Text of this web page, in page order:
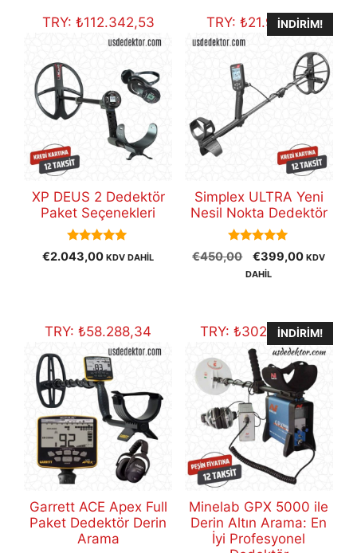
€30.800,00.
TRY: ₺112.342,53
XP DEUS 2 Dedektör
Paket Seçenekleri
5.00
out of 5
€2.043,00 KDV DAHİL
TRY:₺21.940,61
İNDIRIM!
Simplex ULTRA Yeni
Nesil Nokta Dedektör
5.00
out of 5
€450,00
Orijinal
fiyat:
€399,00Şu
KDV
DAHİL
TRY:₺58.288,34
Garrett ACE Apex Full
Paket Dedektör Derin
Arama
TRY: ₺302.989,39
İNDIRIM!
Minelab GPX 5000 ile
Derin Altın Arama: En
İyi Profesyonel